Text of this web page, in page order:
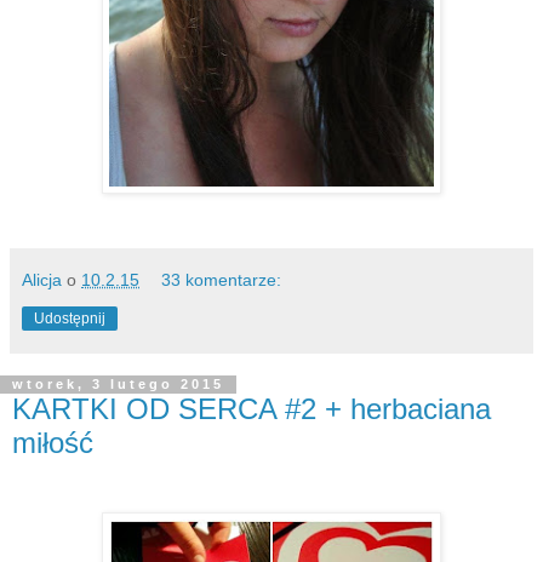
Alicja o 10.2.15 33 komentarze:
Udostępnij
wtorek, 3 lutego 2015
KARTKI OD SERCA #2 + herbaciana
miłość